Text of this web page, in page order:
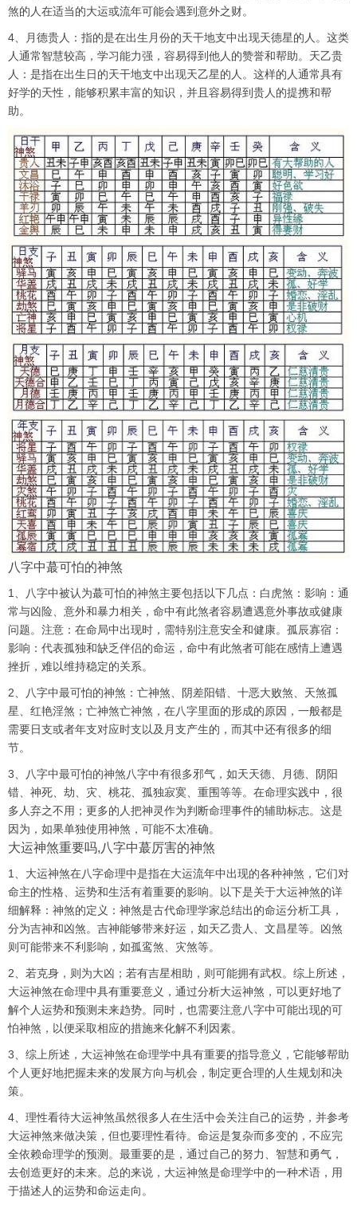
煞的人在适当的大运或流年可能会遇到意外之财。
4、月德贵人：指的是在出生月份的天干地支中出现天德星的人。这类
人通常智慧较高，学习能力强，容易得到他人的赞誉和帮助。天乙贵
人：是指在出生日的天干地支中出现天乙星的人。这样的人通常具有
好学的天性，能够积累丰富的知识，并且容易得到贵人的提携和帮
助。
八字中蕞可怕的神煞
1、八字中被认为蕞可怕的神煞主要包括以下几点：白虎煞：影响：通
常与凶险、意外和暴力相关，命中有此煞者容易遭遇意外事故或健康
问题。注意：在命局中出现时，需特别注意安全和健康。孤辰寡宿：
影响：代表孤独和缺乏伴侣的命运，命中有此煞者可能在感情上遭遇
挫折，难以维持稳定的关系。
2、八字中最可怕的神煞：亡神煞、阴差阳错、十恶大败煞、天煞孤
星、红艳淫煞；亡神煞亡神煞，在八字里面的形成的原因，一般都是
需要日支或者年支对应时支以及月支产生的，而其中还有很多的细
节。
3、八字中最可怕的神煞八字中有很多邪气，如天天德、月德、阴阳
错、神死、劫、灾、桃花、孤独寂寞、重围等等。在命理实践中，很
多人弃之不用；更多的人把神灵作为判断命理事件的辅助标志。这是
因为，如果单独使用神煞，可能不太准确。
大运神煞重要吗,八字中蕞厉害的神煞
1、大运神煞在八字命理中是指在大运流年中出现的各种神煞，它们对
命主的性格、运势和生活有着重要的影响。以下是关于大运神煞的详
细解释：神煞的定义：神煞是古代命理学家总结出的命运分析工具，
分为吉神和凶煞。吉神能够带来好运，如天乙贵人、文昌星等。凶煞
则可能带来不利影响，如孤鸾煞、灾煞等。
2、若克身，则为大凶；若有吉星相助，则可能拥有武权。综上所述，
大运神煞在命理中具有重要意义，通过分析大运神煞，可以更好地了
解个人运势和预测未来趋势。同时，也需要注意八字中可能出现的可
怕神煞，以便采取相应的措施来化解不利因素。
3、综上所述，大运神煞在命理学中具有重要的指导意义，它能够帮助
个人更好地把握未来的发展方向与机会，制定更合理的人生规划和决
策。
4、理性看待大运神煞虽然很多人在生活中会关注自己的运势，并参考
大运神煞来做决策，但也要理性看待。命运是复杂而多变的，不应完
全依赖命理学的预测。最重要的是，通过自己的努力、智慧和勇气，
去创造更好的未来。总的来说，大运神煞是命理学中的一种术语，用
于描述人的运势和命运走向。